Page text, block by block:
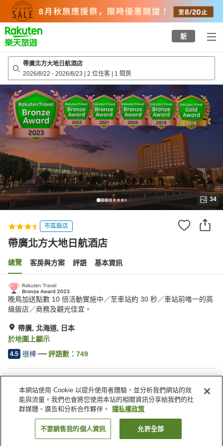
top
page
新
帶廣北方大地日航酒店
2026/8/22 - 2026/8/23 | 2 位住客 | 1 間房
34
市區飯店
帶廣北方大地日航酒店
總覽 客房與方案 評語 基本資訊
晚鳥加送點數 10 倍活動實施中／至車站約 30 秒／車站前唯一的高
級飯店／商務及觀光佳宜。
帶廣, 北海道, 日本
於地圖上顯示
4.5 很棒 評語數： 749
停車場
Spa／美容沙龍
餐廳
休息室
日本 北海道 帶廣 帶廣北方大地日航酒店
找客房
本網站使用 Cookie 以提升使用者體驗，並分析我們網站的效
能與流量。我們也會將您使用本站的相關資訊分享給我們的社
群媒體、廣告和分析合作夥伴。
隱私權政策
不要銷售我的個人資訊 允許全部